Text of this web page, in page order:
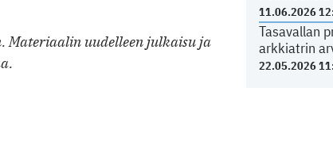
11.06.2026
Tasavallan
arkkiatrin
22.05.2026
Materiaalin uudelleen julkaisu ja